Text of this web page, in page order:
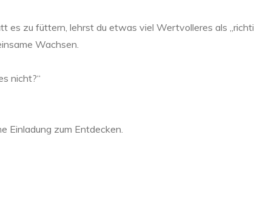
es zu füttern, lehrst du etwas viel Wertvolleres als
Wachsen.
nicht?“
Einladung zum Entdecken.